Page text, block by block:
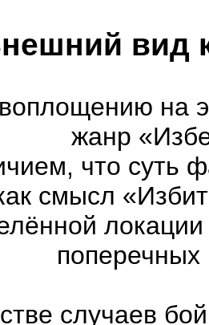
вид
на
жанр
что суть
смысл
случаев